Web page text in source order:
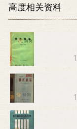
高度相关资料